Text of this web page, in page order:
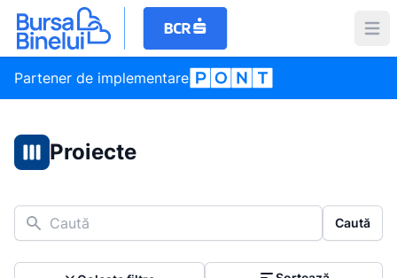
Partener de implementare
Proiecte
Caută Caută